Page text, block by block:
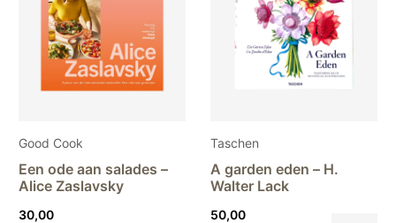
Good Cook
Een ode aan salades –
Alice Zaslavsky
30,00
Taschen
A garden eden – H.
Walter Lack
50,00